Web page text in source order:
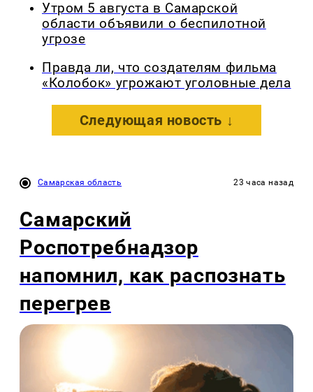
Утром 5 августа в Самарской
области объявили о беспилотной
угрозе
Правда ли, что создателям фильма
«Колобок» угрожают уголовные дела
Следующая новость ↓
Самарская область 23 часа назад
Самарский
Роспотребнадзор
напомнил, как распознать
перегрев